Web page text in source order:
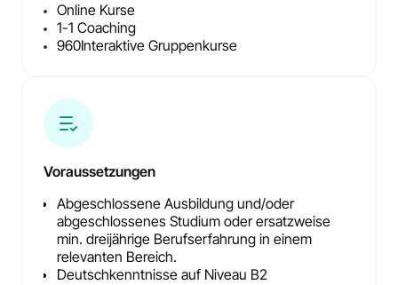
Online Kurse
1-1 Coaching
960Interaktive Gruppenkurse
Voraussetzungen
Abgeschlossene Ausbildung und/oder
abgeschlossenes Studium oder ersatzweise
min. dreijährige Berufserfahrung in einem
relevanten Bereich.
Deutschkenntnisse auf Niveau B2